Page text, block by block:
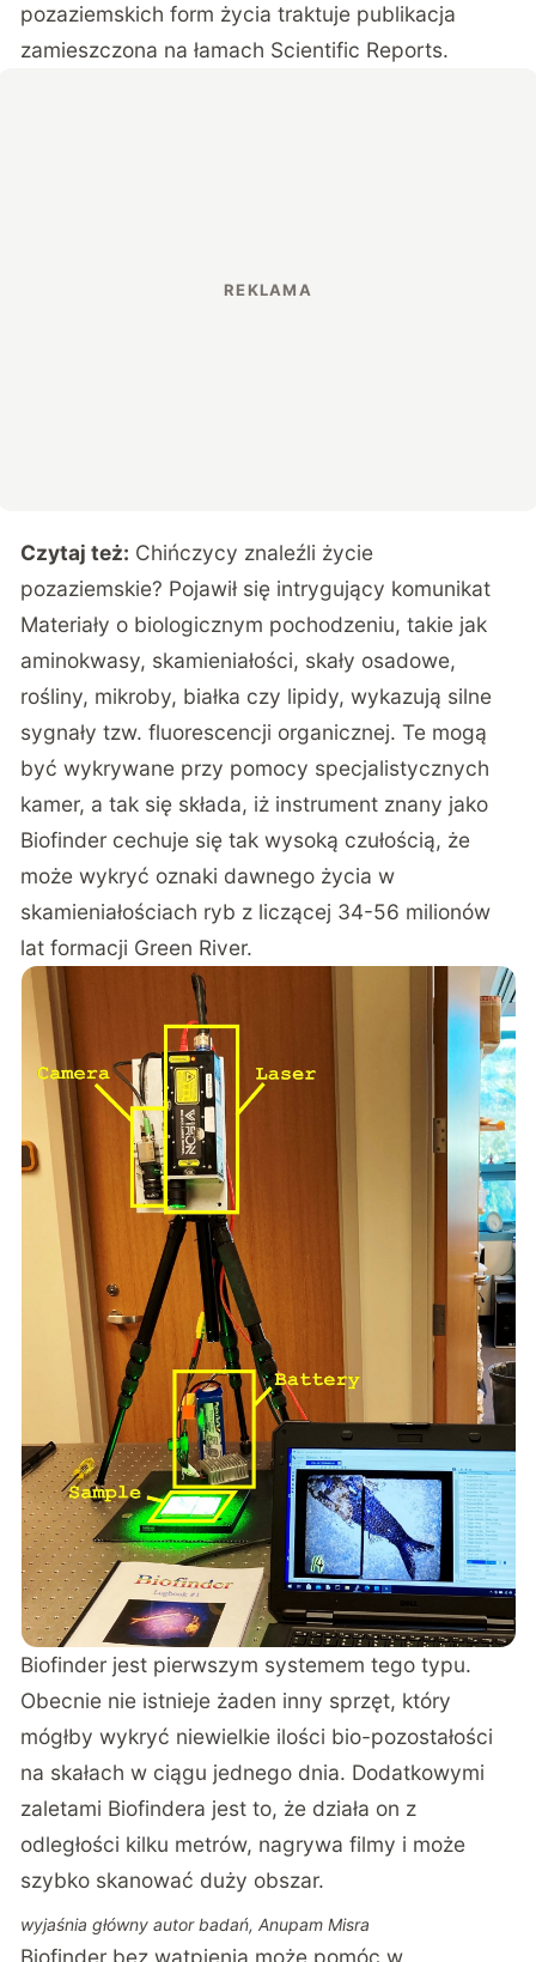
pozaziemskich form życia traktuje publikacja
zamieszczona na łamach Scientific Reports.
Czytaj też: Chińczycy znaleźli życie
pozaziemskie? Pojawił się intrygujący komunikat
Materiały o biologicznym pochodzeniu, takie jak
aminokwasy, skamieniałości, skały osadowe,
rośliny, mikroby, białka czy lipidy, wykazują silne
sygnały tzw. fluorescencji organicznej. Te mogą
być wykrywane przy pomocy specjalistycznych
kamer, a tak się składa, iż instrument znany jako
Biofinder cechuje się tak wysoką czułością, że
może wykryć oznaki dawnego życia w
skamieniałościach ryb z liczącej 34-56 milionów
lat formacji Green River.
Biofinder jest pierwszym systemem tego typu.
Obecnie nie istnieje żaden inny sprzęt, który
mógłby wykryć niewielkie ilości bio-pozostałości
na skałach w ciągu jednego dnia. Dodatkowymi
zaletami Biofindera jest to, że działa on z
odległości kilku metrów, nagrywa filmy i może
szybko skanować duży obszar.
wyjaśnia główny autor badań, Anupam Misra
Biofinder bez wątpienia może pomóc w